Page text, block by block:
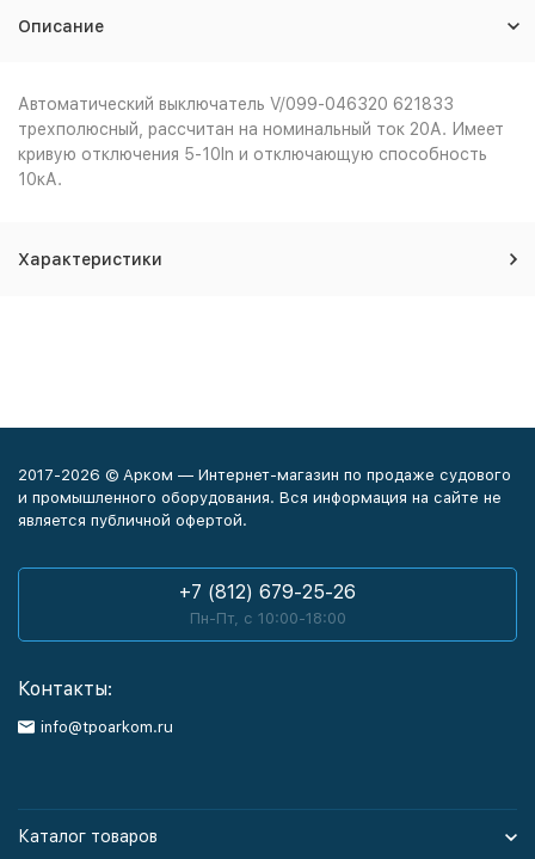
Описание
Автоматический выключатель V/099-046320 621833
трехполюсный, рассчитан на номинальный ток 20А. Имеет
кривую отключения 5-10In и отключающую способность
10кА.
Характеристики
2017-2026 © Арком — Интернет-магазин по продаже судового
и промышленного оборудования. Вся информация на сайте не
является публичной офертой.
+7 (812) 679-25-26
Пн-Пт, с 10:00-18:00
Контакты:
info@tpoarkom.ru
Каталог товаров